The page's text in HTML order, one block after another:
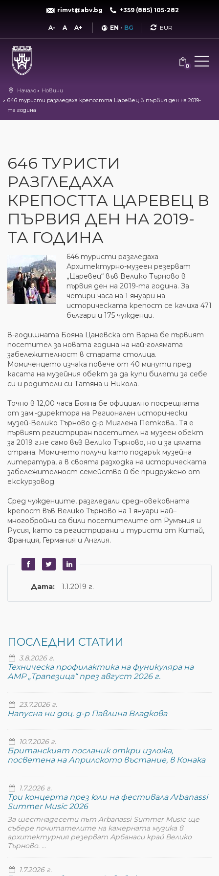
rimvt@abv.bg +359 (885) 105-282
A- A A+ EN - BG Currency
0
Начало
Новини
646 туристи разгледаха крепостта Царевец в първия ден на 2019-
та година
646 ТУРИСТИ
РАЗГЛЕДАХА
КРЕПОСТТА ЦАРЕВЕЦ В
ПЪРВИЯ ДЕН НА 2019-
ТА ГОДИНА
646 туристи разгледаха
Архитектурно-музеен резерват
„Царевец“ във Велико Търново в
първия ден на 2019-та година. За
четири часа на 1 януари на
историческата крепост се качиха 471
българи и 175 чужденци.
8-годишната Бояна Цаневска от Варна бе първият
посетител за новата година на най-голямата
забележителност в старата столица.
Момиченцето изчака повече от 40 минути пред
касата на музейния обект за да купи билети за себе
си и родители си Татяна и Никола.
Точно в 12,00 часа Бояна бе официално посрещната
от зам.-директора на Регионален исторически
музей-Велико Търново д-р Миглена Петкова.. Тя е
първият регистриран посетител на музеен обект
за 2019 г.не само във Велико Търново, но и за цялата
страна. Момичето получи като подарък музейна
литература, а в своята разходка на историческата
забележителност семейство й бе придружено от
екскурзовод.
Сред чужденците, разгледали средновековната
крепост във Велико Търново на 1 януари най–
многобройни са били посетителите от Румъния и
Русия, като са регистрирани и туристи от Китай,
Франция, Германия и Англия.
Дата: 1.1.2019 г.
ПОСЛЕДНИ СТАТИИ
3.8.2026 г.
Техническа профилактика на фуникуляра на
АМР „Трапезица“ през август 2026 г.
23.7.2026 г.
Напусна ни доц. д-р Павлина Владкова
10.7.2026 г.
Британският посланик откри изложа,
посветена на Априлското въстание, в Конака
1.7.2026 г.
Три концерта през юли на фестивала Arbanassi
Summer Music 2026
За шестнадесети път Arbanassi Summer Music ще
събере почитателите на камерната музика в
архитектурния резерват Арбанаси край Велико
Търново. ...
1.7.2026 г.